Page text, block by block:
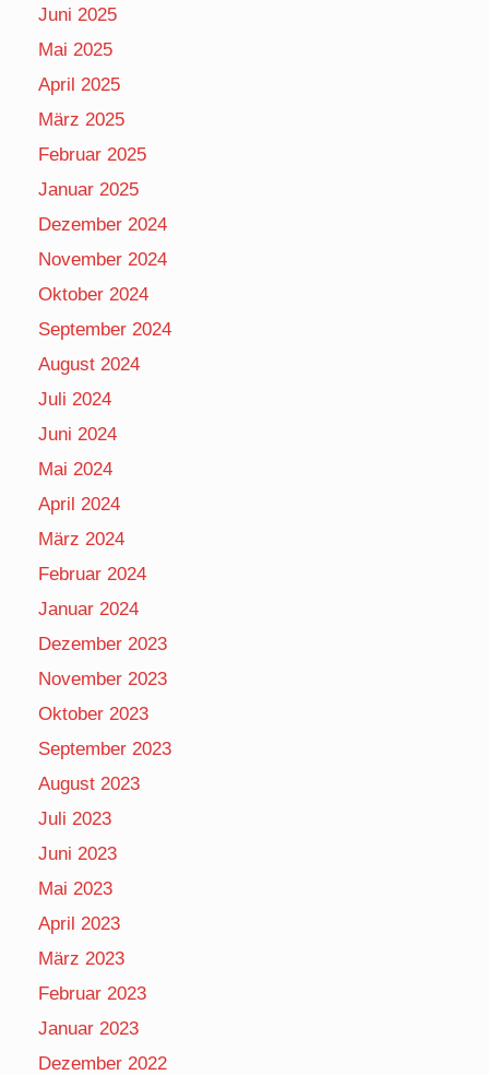
Juni 2025
Mai 2025
April 2025
März 2025
Februar 2025
Januar 2025
Dezember 2024
November 2024
Oktober 2024
September 2024
August 2024
Juli 2024
Juni 2024
Mai 2024
April 2024
März 2024
Februar 2024
Januar 2024
Dezember 2023
November 2023
Oktober 2023
September 2023
August 2023
Juli 2023
Juni 2023
Mai 2023
April 2023
März 2023
Februar 2023
Januar 2023
Dezember 2022